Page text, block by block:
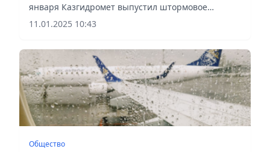
января Казгидромет выпустил штормовое
предупреждение
11.01.2025 10:43
Общество